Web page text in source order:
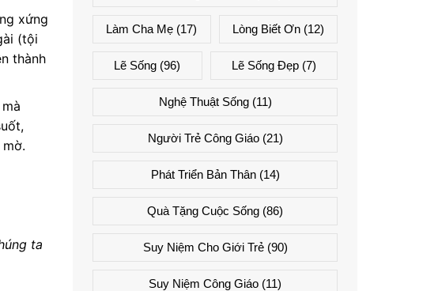
xứng
(tội
thành
ta
Làm Cha Mẹ (17) Lòng Biết Ơn(12)
Lẽ Sống (96) Lẽ Sống Đẹp(7)
Nghệ Thuật Sống(11)
Người Trẻ Công Giáo(21)
Phát Triển Bản Thân(14)
Quà Tặng Cuộc Sống (86)
Suy Niệm Cho Giới Trẻ(90)
Suy Niệm Công Giáo (11)